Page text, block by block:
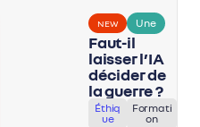
NEW Une
Faut-il
laisser l’IA
décider de
la guerre ?
Éthiq
ue
Formati
on